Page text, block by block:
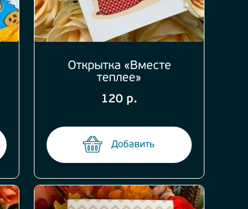
Открытка «Вместе
теплее»
120 р.
Добавить